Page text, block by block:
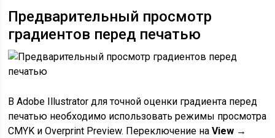
Предварительный просмотр
градиентов перед печатью
В Adobe Illustrator для точной оценки градиента перед
печатью необходимо использовать режимы просмотра
CMYK и Overprint Preview. Переключение наView →